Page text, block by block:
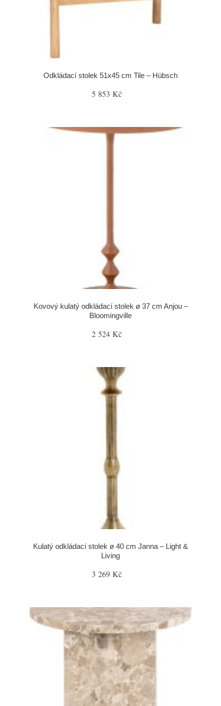
Odkládací stolek 51x45 cm Tile – Hübsch
5 853 Kč
Kovový kulatý odkládací stolek ø 37 cm Anjou –
Bloomingville
2 524 Kč
Kulatý odkládací stolek ø 40 cm Janna – Light &
Living
3 269 Kč